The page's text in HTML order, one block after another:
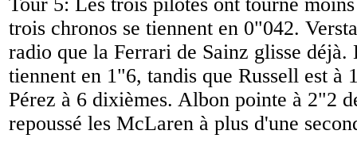
Tour 5: Les trois pilotes ont tourné
trois chronos se tiennent en 0"042.
radio que la Ferrari de Sainz glisse déjà.
tiennent en 1"6, tandis que Russell est à
Pérez à 6 dixièmes. Albon pointe à 2"2
repoussé les McLaren à plus d'une